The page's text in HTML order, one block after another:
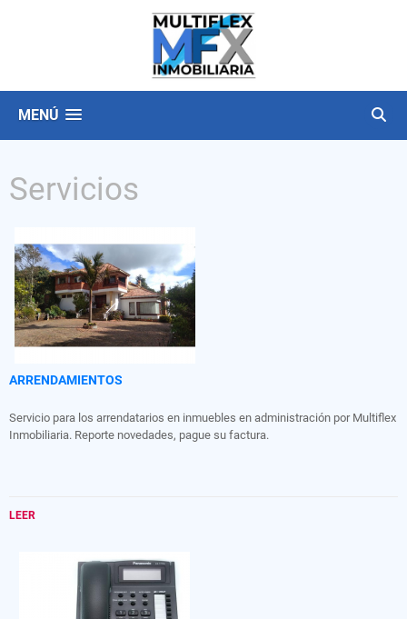
MENÚ
Servicios
ARRENDAMIENTOS
Servicio para los arrendatarios en inmuebles en administración por Multiflex
Inmobiliaria. Reporte novedades, pague su factura.
LEER